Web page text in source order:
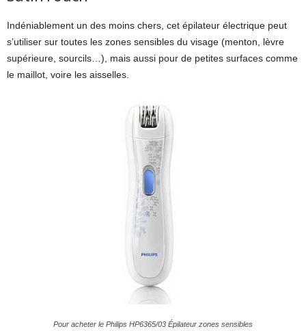
Indéniablement un des moins chers, cet épilateur électrique peut
s’utiliser sur toutes les zones sensibles du visage (menton, lèvre
supérieure, sourcils…), mais aussi pour de petites surfaces comme
le maillot, voire les aisselles.
Pour acheter le Philips HP6365/03 Épilateur zones sensibles